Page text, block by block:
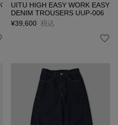
UITU HIGH EASY WORK EASY
DENIM TROUSERS UUP-006
¥39,600 税込